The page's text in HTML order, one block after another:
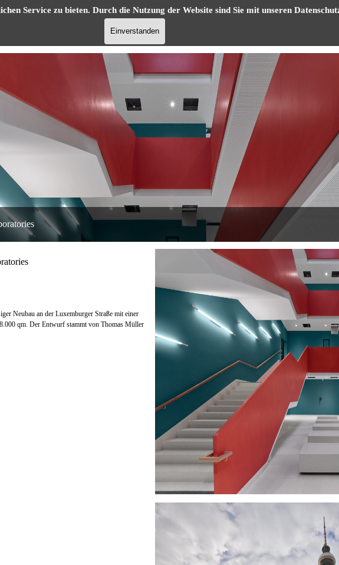
Service zu bieten. Durch die Nutzung der Website sind Sie mit unseren
Einverstanden
Menü überspringen
Leistungen Referenzen
Neubau an der Luxemburger Straße mit einer
qm. Der Entwurf stammt von Thomas Müller